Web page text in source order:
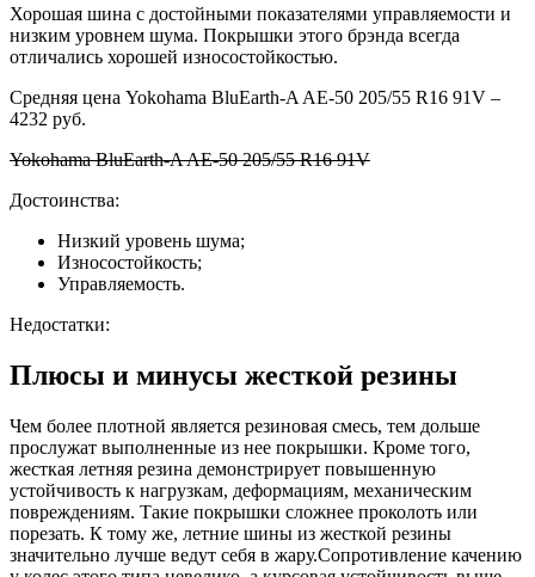
Хорошая шина с достойными показателями управляемости и
низким уровнем шума. Покрышки этого брэнда всегда
отличались хорошей износостойкостью.
Средняя цена Yokohama BluEarth-A AE-50 205/55 R16 91V –
4232 руб.
Yokohama BluEarth-A AE-50 205/55 R16 91V
Достоинства:
Низкий уровень шума;
Износостойкость;
Управляемость.
Недостатки:
Плюсы и минусы жесткой резины
Чем более плотной является резиновая смесь, тем дольше
прослужат выполненные из нее покрышки. Кроме того,
жесткая летняя резина демонстрирует повышенную
устойчивость к нагрузкам, деформациям, механическим
повреждениям. Такие покрышки сложнее проколоть или
порезать. К тому же, летние шины из жесткой резины
значительно лучше ведут себя в жару.Сопротивление качению